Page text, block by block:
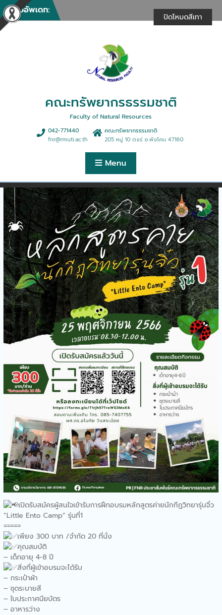
Skip
to
content
ข่าวอัพเดท:
น้ำใจไทสกล (งานกาชาด)
ประจำปี 2569
บริการวิชาการในการฝึกอบรม
เชิงปฏิบัติการ “การพัฒนา
ศักยภาพด้านธุรกิจฯ”
คณะทรัพยากรธรรมชาติจัด
กิจกรรมทำบุญตักบาตรเนื่อง
คณะทรัพยากรธรรมชาติร่วม
ดำเนินการจัดฝึกอบรม
หลักสูตรการนวดตอกเส้นเพื่อ
สุขภาพ 30 ชั่วโมง
จัดการฟาร์มและธุรกิจประมง
คณะทรัพยากรธรรมชาติให้การ
ต้อนรับคณะดูงานจากบริษัท
เอ็นแอลพีเอส จำกัด
คณะทรัพยากรธรรมชาติจัด
กิจกรรมบริการวิชาการ
ห้องเรียนในรั้วมหาลัย
คณะทรัพยากรธรรมชาติให้การ
ต้อนรับสำนักงานพลังงาน
จังหวัดสกลนคร
คณะทรัพยากรธรรมชาติร่วม
ลงนามความร่วมมือทาง
วิชาการด้านการการแพทย์แผน
ไทย
คณะทรัพยากรธรรมชาติออก
ให้บริการวิชาการกิจกรรมการ
ใช้กล้องจุลทรรศน์”เจาะโลกใบ
เล็ก”
คณะทรัพยากรธรรมชาติจัด
กิจกรรมบริการวิชาการ
Bootcamp: MED-SCI-
AGRO-TECH- Camp
คณะทรัพยากรธรรมชาติให้การ
ต้อนรับคณะผู้บริหารจาก
มทร.ตะวันออก ในการเข้า
ศึกษาดูงานทางด้านการแพทย์
แผนไทย
คณะทรัพยากรธรรมชาติร่วม
พิธีเปิดงานครบรอบวันก่อตั้ง
ศูนย์ศึกษาการพัฒนาภูพานอัน
เนื่องมาจากพระราชดำริ
จังหวัดสกลนคร “43 ปี ศูนย์
ศึกษาการพัฒนาภูพานฯ
พัฒนาชีวิตที่ยั่งยืน”
คณะทรัพยากรธรรมชาติ
Faculty of Natural Resources
042-771440
fnr@rmuti.ac.th
คณะทรัพยากรธรมชาติ
205 หมู่ 10 ต.แร่ อ.พังโคน 47160
Menu
เปิดรับสมัครผู้สนใจเข้ารับการฝึกอบรมหลักสูตรค่ายนักกีฏวิทยารุ่นจิ๋ว
“Little Ento Camp” รุ่นที่1
=====
เพียง 300 บาท /จำกัด 20 ที่นั่ง
คุณสมบัติ
– เด็กอายุ 4-8 ปี
สิ่งที่ผู้เข้าอบรมจะได้รับ
– กระเป๋าผ้า
– ชุดระบายสี
– ใบประกาศนียบัตร
– อาหารว่าง
ปิดโหมดสีเทา